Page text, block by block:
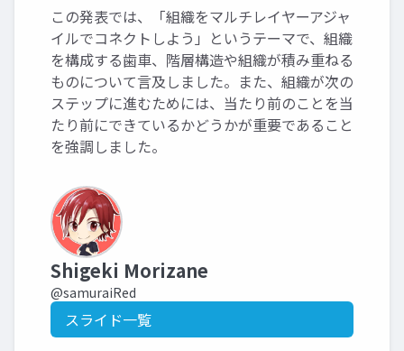
この発表では、「組織をマルチレイヤーアジャ
イルでコネクトしよう」というテーマで、組織
を構成する歯車、階層構造や組織が積み重ねる
ものについて言及しました。また、組織が次の
ステップに進むためには、当たり前のことを当
たり前にできているかどうかが重要であること
を強調しました。
Shigeki Morizane
@samuraiRed
スライド一覧